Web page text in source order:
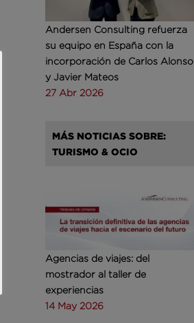
Andersen Consulting refuerza
su equipo en España con la
incorporación de Carlos Alonso
y Javier Mateos
27 Abr 2026
MÁS NOTICIAS SOBRE:
TURISMO & OCIO
Agencias de viajes: del
mostrador al taller de
experiencias
14 May 2026